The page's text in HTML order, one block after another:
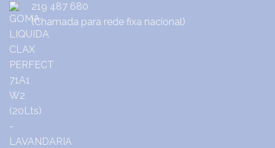
219 487 680
(Chamada para rede fixa nacional)